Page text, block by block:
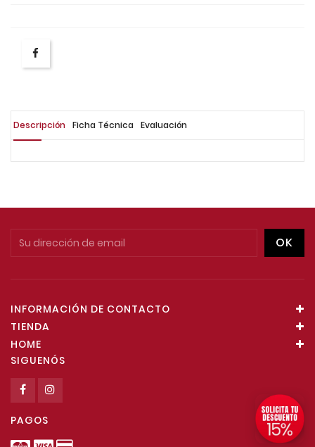
Descripción Ficha Técnica Evaluación
INFORMACIÓN DE CONTACTO
TIENDA
HOME
SIGUENÓS
PAGOS